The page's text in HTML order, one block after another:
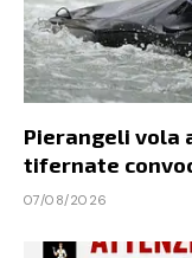
Pierangeli vola
tifernate
07/08/2026